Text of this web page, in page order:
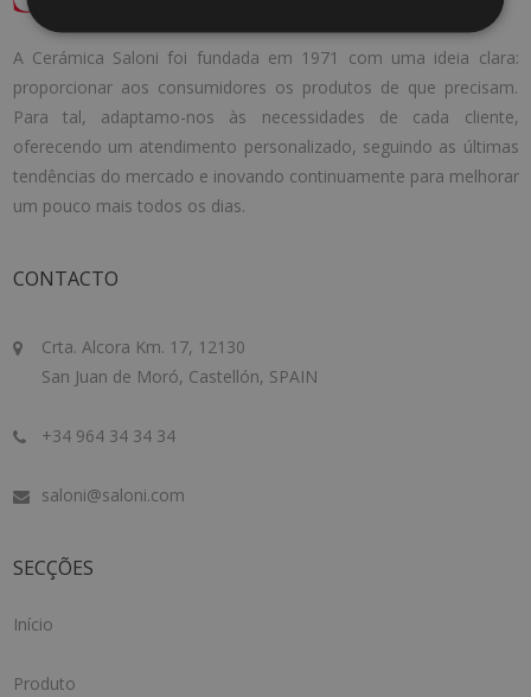
A Cerámica Saloni foi fundada em 1971 com uma ideia clara:
proporcionar aos consumidores os produtos de que precisam.
Para tal, adaptamo-nos às necessidades de cada cliente,
oferecendo um atendimento personalizado, seguindo as últimas
tendências do mercado e inovando continuamente para melhorar
um pouco mais todos os dias.
CONTACTO
Crta. Alcora Km. 17, 12130
San Juan de Moró, Castellón, SPAIN
+34 964 34 34 34
saloni@saloni.com
SECÇÕES
Início
Produto